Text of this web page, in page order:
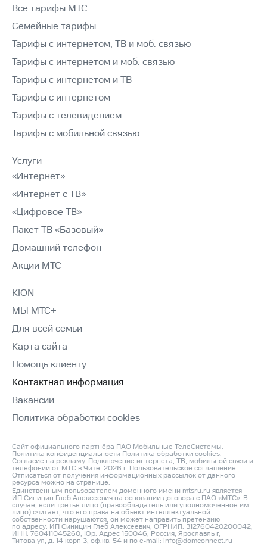
Все тарифы МТС
Семейные тарифы
Тарифы с интернетом, ТВ и моб. связью
Тарифы с интернетом и моб. связью
Тарифы с интернетом и ТВ
Тарифы с интернетом
Тарифы с телевидением
Тарифы с мобильной связью
Услуги
«Интернет»
«Интернет с ТВ»
«Цифровое ТВ»
Пакет ТВ «Базовый»
Домашний телефон
Акции МТС
KION
МЫ МТС+
Для всей семьи
Карта сайта
Помощь клиенту
Контактная информация
Вакансии
Политика обработки cookies
Сайт официального партнёра ПАО Мобильные ТелеСистемы.
Политика конфиденциальности Политика обработки cookies.
Согласие на рекламу. Подключение интернета, ТВ, мобильной связи и
телефонии от МТС в Чите. 2026 г. Пользовательское соглашение.
Отписаться от получения информационных рассылок от данного
ресурса можно на странице.
Единственным пользователем доменного имени mtsru.ru является
ИП Синицин Глеб Алексеевич на основании договора с ПАО «МТС». В
случае, если третье лицо (правообладатель или уполномоченное им
лицо) считает, что его права на объект интеллектуальной
собственности нарушаются, он может направить претензию
по адресу: ИП Синицин Глеб Алексеевич, ОГРНИП: 312760420200042,
ИНН: 760411045260, Юр. Адрес 150046, Россия, Ярославль г,
Титова ул, д. 14 корп 3, оф.кв. 54 и по e‑mail: info@domconnect.ru